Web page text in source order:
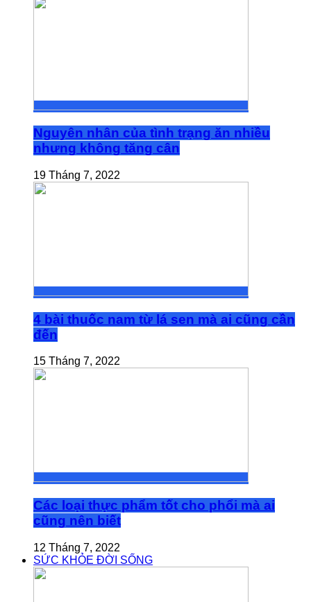
Nguyên nhân của tình trạng ăn nhiều
nhưng không tăng cân
19 Tháng 7, 2022
4 bài thuốc nam từ lá sen mà ai cũng cần
đến
15 Tháng 7, 2022
Các loại thực phẩm tốt cho phổi mà ai
cũng nên biết
12 Tháng 7, 2022
SỨC KHỎE ĐỜI SỐNG